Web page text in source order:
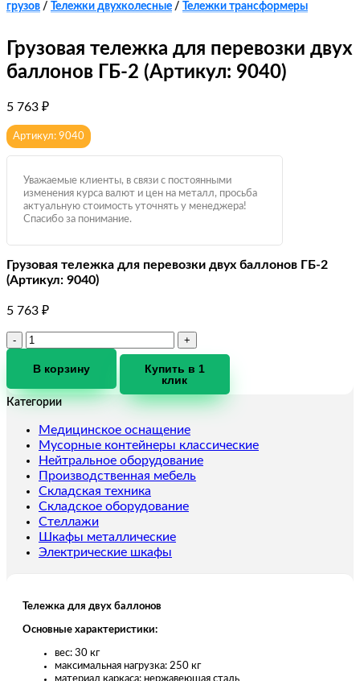
грузов / Тележки двухколесные / Тележки трансформеры
Грузовая тележка для перевозки двух
баллонов ГБ-2 (Артикул: 9040)
5 763 ₽
Артикул: 9040
Уважаемые клиенты, в связи с постоянными
изменения курса валют и цен на металл, просьба
актуальную стоимость уточнять у менеджера!
Спасибо за понимание.
Грузовая тележка для перевозки двух баллонов ГБ-2
(Артикул: 9040)
5 763 ₽
Количество
Грузовая
для
двух
баллонов
ГБ-2
(Артикул:
9040)
В корзину
Купить в 1
клик
Категории
Медицинское оснащение
Мусорные контейнеры классические
Нейтральное оборудование
Производственная мебель
Складская техника
Складское оборудование
Стеллажи
Шкафы металлические
Электрические шкафы
Тележка для двух баллонов
Основные характеристики:
вес: 30 кг
максимальная нагрузка: 250 кг
материал каркаса: нержавеющая сталь